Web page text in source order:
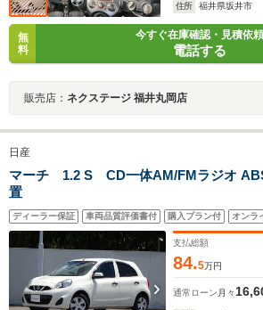
住所
福井県坂井市
無
料
今すぐ在庫確認・見積依頼
電話する
販売店： ネクステージ 福井丸岡店
日産
マーチ 1.2 S CD一体AM/FMラジオ
置
ディーラー保証 車両品質評価書付 購入プラン付 オンラ
支払総額
84.5万円
通常ローン 月々